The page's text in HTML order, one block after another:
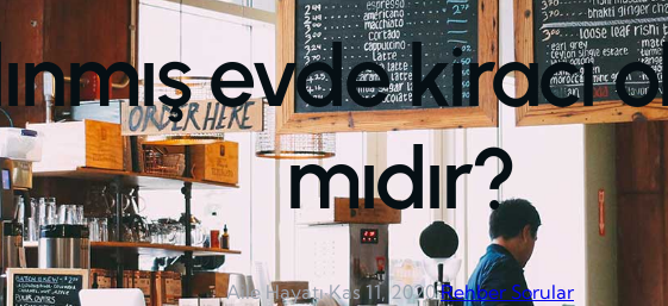
evde kiracı
mıdır?
Aile Hayatı·Kas 11, 2020·Rehber Sorular